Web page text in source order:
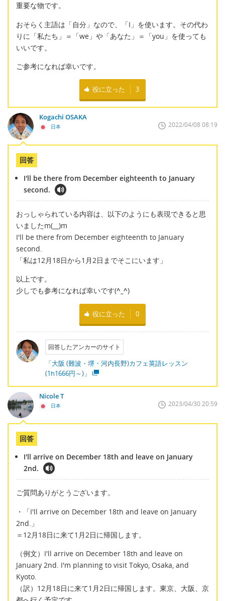
重要な物です。
おそらく主語は「自分」なので、「I」を使います。その代わ
りに「私たち」＝「we」や「あなた」＝「you」を使っても
いいです。
ご参考になれば幸いです。
役に立った 3
Kogachi OSAKA
日本 2022/04/08 08:19
回答
I'll be there from December eighteenth to January
second.
おっしゃられている内容は、以下のようにも表現できると思
いましたm(__)m
I'll be there from December eighteenth to January
second.
「私は12月18日から1月2日までそこにいます」
以上です。
少しでも参考になれば幸いです(^_^)
役に立った 0
回答したアンカーのサイト
「大阪 (難波・堺・河内長野)カフェ英語レッスン
(1h1666円～)」
Nicole T
日本 2023/04/30 20:59
回答
I'll arrive on December 18th and leave on January
2nd.
ご質問ありがとうございます。
・「I'll arrive on December 18th and leave on January
2nd.」
＝12月18日に来て1月2日に帰国します。
（例文）I'll arrive on December 18th and leave on
January 2nd. I'm planning to visit Tokyo, Osaka, and
Kyoto.
（訳）12月18日に来て1月2日に帰国します。東京、大阪、京